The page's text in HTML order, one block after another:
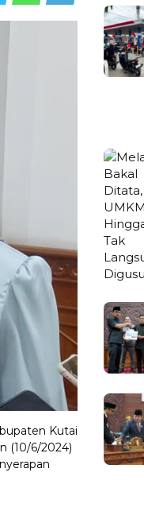
Kutai
(10/6/2024)